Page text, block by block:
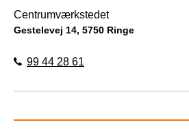
Centrumværkstedet
Gestelevej 14, 5750 Ringe
99 44 28 61